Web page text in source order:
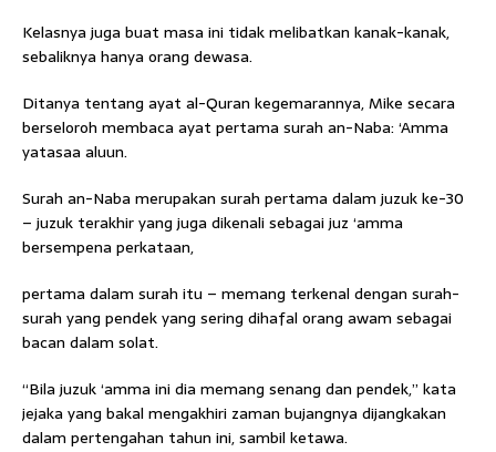
Kelasnya juga buat masa ini tidak melibatkan kanak-kanak,
sebaliknya hanya orang dewasa.
Ditanya tentang ayat al-Quran kegemarannya, Mike secara
berseloroh membaca ayat pertama surah an-Naba: ‘Amma
yatasaa aluun.
Surah an-Naba merupakan surah pertama dalam juzuk ke-30
– juzuk terakhir yang juga dikenali sebagai juz ‘amma
bersempena perkataan,
pertama dalam surah itu – memang terkenal dengan surah-
surah yang pendek yang sering dihafal orang awam sebagai
bacan dalam solat.
“Bila juzuk ‘amma ini dia memang senang dan pendek,” kata
jejaka yang bakal mengakhiri zaman bujangnya dijangkakan
dalam pertengahan tahun ini, sambil ketawa.